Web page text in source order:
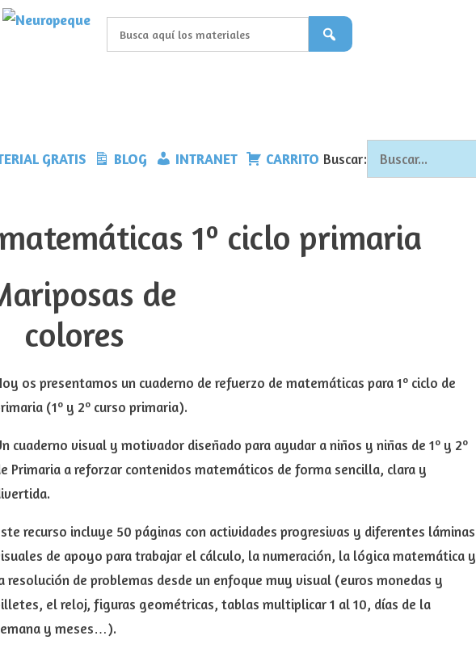
GRATIS BLOG INTRANET CARRITO Buscar:
1º ciclo primaria
os presentamos un cuaderno de refuerzo de matemáticas para 1º ciclo de
(1º y 2º curso primaria).
cuaderno visual y motivador diseñado para ayudar a niños y niñas de 1º y 2º
Primaria a reforzar contenidos matemáticos de forma sencilla, clara y
recurso incluye 50 páginas con actividades progresivas y diferentes láminas
de apoyo para trabajar el cálculo, la numeración, la lógica matemática y
resolución de problemas desde un enfoque muy visual (euros monedas y
el reloj, figuras geométricas, tablas multiplicar 1 al 10, días de la
y meses…).